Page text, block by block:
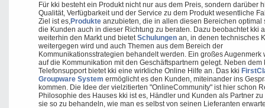
Für kki besteht ein Produkt nicht nur aus dem Preis, sondern darüber
Qualität, Verfügbarkeit und der Service zu dem Produkt wesentliche
Ziel ist es,Produkte anzubieten, die in allen diesen Bereichen optimal
die Kunden auch in dieser Richtung zu beraten. Dazu beobachtet kki
weiterhin den Markt und bietetSchulungen an, in denen technisches
weitergegen wird und auch Themen aus dem Bereich der
Kommunikationsstrategien behandelt werden. Ein großes Augenmerk
auf die Kommunikation mit den Geschäftspartnern gelegt. Neben dem
Telefonsupport bietet kki eine wirkliche Online Hilfe an. Das kki
Groupware System ermöglicht es den Kunden, miteinander ins
kommen. Die Idee der vielzitierten "OnlineCommunity" ist hier schon
Philosophie des Hauses kki ist es, Händler und Kunden als Partner
sie so zu behandeln, wie man es selbst von seinen Lieferanten